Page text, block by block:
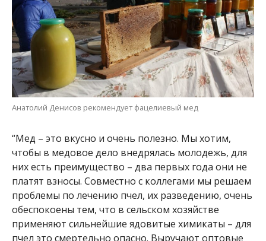
Анатолий Денисов рекомендует фацелиевый мед
“Мед – это вкусно и очень полезно. Мы хотим,
чтобы в медовое дело внедрялась молодежь, для
платят взносы. Совместно с коллегами мы решаем
проблемы по лечению пчел, их разведению, очень
обеспокоены тем, что в сельском хозяйстве
применяют сильнейшие ядовитые химикаты – для
пчел это смертельно опасно. Выручают оптовые
закупки за границу, сдаем тяжелые сорта меда,
стоимость 1 кг – 49 гривен. Элитные сорта меда